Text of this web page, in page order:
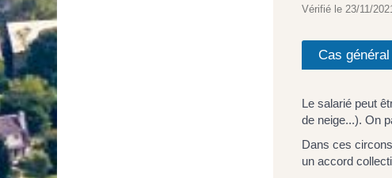
Vérifié le 23/11/
Cas général
Le salarié peut
de neige...). On
Dans ces
un accord